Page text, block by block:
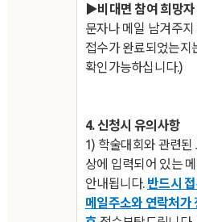
▶비대면 참여 희망자
문자나 메일 남겨주
접수가 완료되었는지
확인가능하십니다.)
4. 신청시 유의사항
1) 학술대회와 관련된
상에 입력되어 있는
안내됩니다. 반드시
메일주소와 연락처가